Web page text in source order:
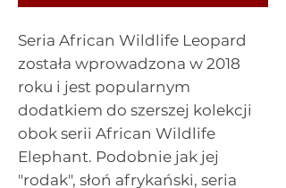
Seria African Wildlife Leopard
została wprowadzona w 2018
roku i jest popularnym
dodatkiem do szerszej kolekcji
obok serii African Wildlife
Elephant. Podobnie jak jej
"rodak", słoń afrykański, seria